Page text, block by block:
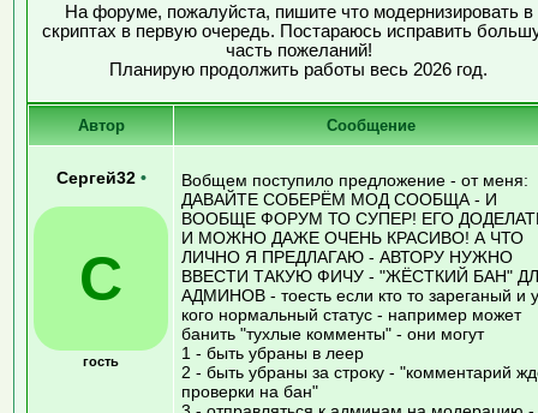
На форуме, пожалуйста, пишите что модернизировать в
скриптах в первую очередь. Постараюсь исправить
часть пожеланий!
Планирую продолжить работы весь 2026 год.
Автор Сообщение
Сергей32 •
С
гость
Вобщем поступило предложение - от меня:
ДАВАЙТЕ СОБЕРЁМ МОД СООБЩА - И
ВООБЩЕ ФОРУМ ТО СУПЕР! ЕГО
И МОЖНО ДАЖЕ ОЧЕНЬ КРАСИВО! А ЧТО
ЛИЧНО Я ПРЕДЛАГАЮ - АВТОРУ НУЖНО
ВВЕСТИ ТАКУЮ ФИЧУ - "ЖЁСТКИЙ БАН"
АДМИНОВ - тоесть если кто то зареганый и у
кого нормальный статус - например может
банить "тухлые комменты" - они могут
1 - быть убраны в леер
2 - быть убраны за строку - "комментарий
проверки на бан"